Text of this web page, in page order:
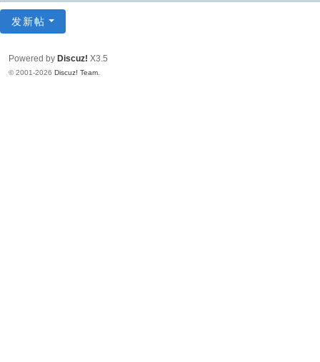
发新帖
Powered by Discuz! X3.5
© 2001-2026 Discuz! Team